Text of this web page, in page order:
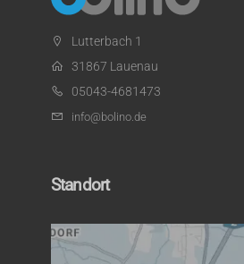
Lutterbach 1
31867 Lauenau
05043-4681473
info@bolino.de
Standort